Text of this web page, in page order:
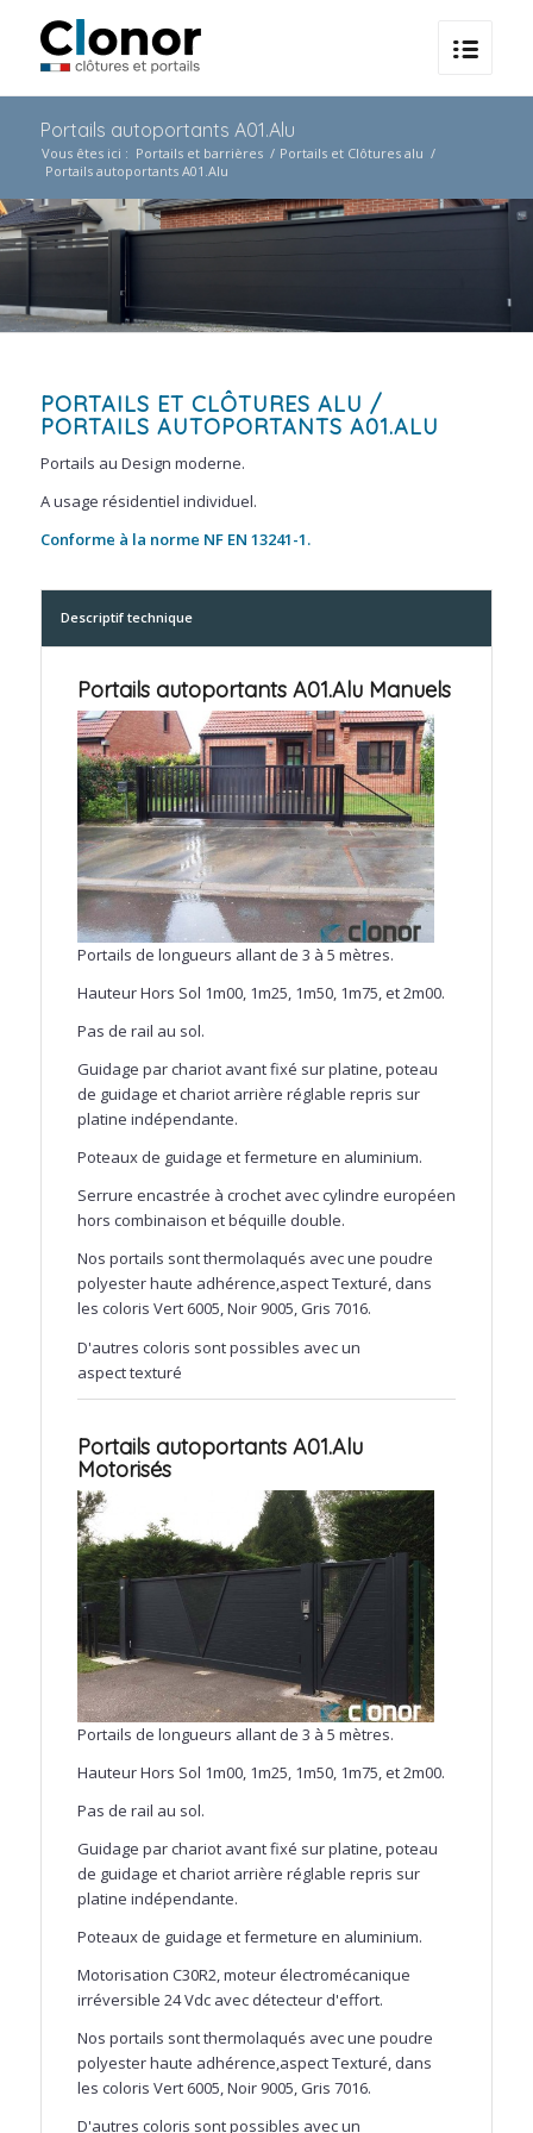
Portails autoportants A01.Alu
Vous êtes ici : Portails et barrières / Portails et Clôtures alu /
Portails autoportants A01.Alu
PORTAILS ET CLÔTURES ALU /
PORTAILS AUTOPORTANTS A01.ALU
Portails au Design moderne.
A usage résidentiel individuel.
Conforme à la norme NF EN 13241-1.
Descriptif technique
Portails autoportants A01.Alu Manuels
Portails de longueurs allant de 3 à 5 mètres.
Hauteur Hors Sol 1m00, 1m25, 1m50, 1m75, et 2m00.
Pas de rail au sol.
Guidage par chariot avant fixé sur platine, poteau
de guidage et chariot arrière réglable repris sur
platine indépendante.
Poteaux de guidage et fermeture en aluminium.
Serrure encastrée à crochet avec cylindre européen
hors combinaison et béquille double.
Nos portails sont thermolaqués avec une poudre
polyester haute adhérence,aspect Texturé, dans
les coloris Vert 6005, Noir 9005, Gris 7016.
D'autres coloris sont possibles avec un
aspect texturé
Portails autoportants A01.Alu
Motorisés
Portails de longueurs allant de 3 à 5 mètres.
Hauteur Hors Sol 1m00, 1m25, 1m50, 1m75, et 2m00.
Pas de rail au sol.
Guidage par chariot avant fixé sur platine, poteau
de guidage et chariot arrière réglable repris sur
platine indépendante.
Poteaux de guidage et fermeture en aluminium.
Motorisation C30R2, moteur électromécanique
irréversible 24 Vdc avec détecteur d'effort.
Nos portails sont thermolaqués avec une poudre
polyester haute adhérence,aspect Texturé, dans
les coloris Vert 6005, Noir 9005, Gris 7016.
D'autres coloris sont possibles avec un